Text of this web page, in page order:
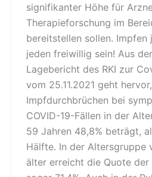
signifikanter Höhe für
Therapieforschung im
bereitstellen sollen. Impfen
jeden freiwillig sein! Aus
Lagebericht des RKI zur
vom 25.11.2021 geht
Impfdurchbrüchen bei
COVID-19-Fällen in der
59 Jahren 48,8% beträgt,
Hälfte. In der Altersgruppe
älter erreicht die Quote